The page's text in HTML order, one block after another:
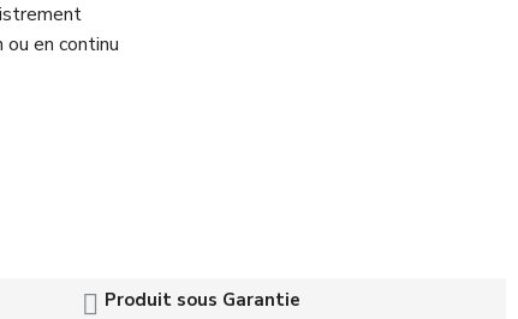
en continu
Produit sous Garantie